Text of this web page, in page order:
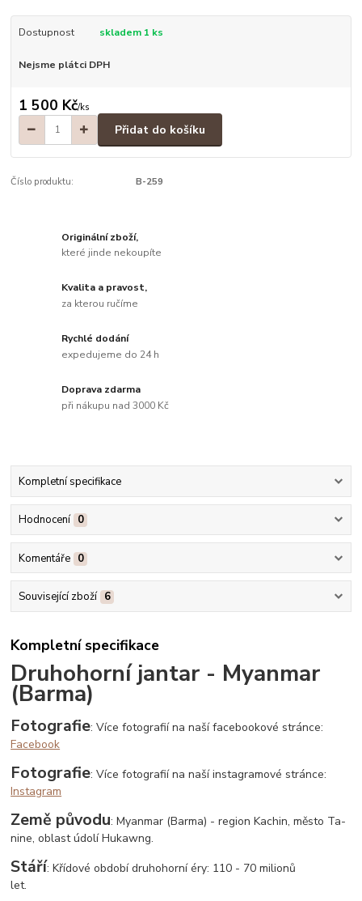
Dostupnost skladem 1 ks
Nejsme plátci DPH
1 500 Kč/ks
Přidat do košíku
Číslo produktu: B-259
Originální zboží,
které jinde nekoupíte
Kvalita a pravost,
za kterou ručíme
Rychlé dodání
expedujeme do 24 h
Doprava zdarma
při nákupu nad 3000 Kč
Kompletní specifikace
Hodnocení 0
Komentáře 0
Související zboží 6
Kompletní specifikace
Druhohorní jantar - Myanmar
(Barma)
Fotografie: Více fotografií na naší facebookové stránce:
Facebook
Fotografie: Více fotografií na naší instagramové stránce:
Instagram
Země původu: Myanmar (Barma) - region Kachin, město Ta-
nine, oblast údolí Hukawng.
Stáří: Křídové období druhohorní éry: 110 - 70 milionů
let.